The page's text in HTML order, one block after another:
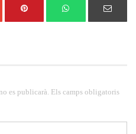
es publicarà. Els camps obligatoris